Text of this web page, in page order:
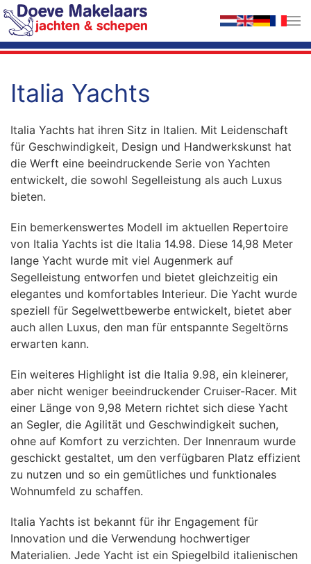
Zum Hauptinhalt springen
Italia Yachts
Italia Yachts hat ihren Sitz in Italien. Mit Leidenschaft
für Geschwindigkeit, Design und Handwerkskunst hat
die Werft eine beeindruckende Serie von Yachten
entwickelt, die sowohl Segelleistung als auch Luxus
bieten.
Ein bemerkenswertes Modell im aktuellen Repertoire
von Italia Yachts ist die Italia 14.98. Diese 14,98 Meter
lange Yacht wurde mit viel Augenmerk auf
Segelleistung entworfen und bietet gleichzeitig ein
elegantes und komfortables Interieur. Die Yacht wurde
speziell für Segelwettbewerbe entwickelt, bietet aber
auch allen Luxus, den man für entspannte Segeltörns
erwarten kann.
Ein weiteres Highlight ist die Italia 9.98, ein kleinerer,
aber nicht weniger beeindruckender Cruiser-Racer. Mit
einer Länge von 9,98 Metern richtet sich diese Yacht
an Segler, die Agilität und Geschwindigkeit suchen,
ohne auf Komfort zu verzichten. Der Innenraum wurde
geschickt gestaltet, um den verfügbaren Platz effizient
zu nutzen und so ein gemütliches und funktionales
Wohnumfeld zu schaffen.
Italia Yachts ist bekannt für ihr Engagement für
Innovation und die Verwendung hochwertiger
Materialien. Jede Yacht ist ein Spiegelbild italienischen